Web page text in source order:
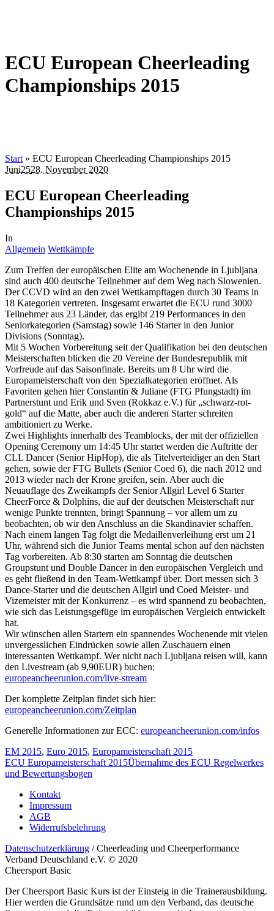
ECU European Cheerleading
Championships 2015
Start » ECU European Cheerleading Championships 2015
Juni2528. November 2020
ECU European Cheerleading
Championships 2015
In
Allgemein Wettkämpfe
Zum Treffen der europäischen Elite am Wochenende in Ljubljana
sind auch 400 deutsche Teilnehmer auf dem Weg nach Slowenien.
Der CCVD wird an den zwei Wettkampftagen durch 30 Teams in
18 Kategorien vertreten. Insgesamt erwartet die ECU rund 3000
Teilnehmer aus 23 Länder, das ergibt 219 Performances in den
Seniorkategorien (Samstag) sowie 146 Starter in den Junior
Divisions (Sonntag).
Mit 5 Wochen Vorbereitung seit der Qualifikation bei den deutschen
Meisterschaften blicken die 20 Vereine der Bundesrepublik mit
Vorfreude auf das Saisonfinale. Bereits um 8 Uhr wird die
Europameisterschaft von den Spezialkategorien eröffnet. Als
Favoriten gehen hier Constantin & Juliane (FTG Pfungstadt) im
Partnerstunt und Erik und Sven (Rokkaz e.V.) für „schwarz-rot-
gold“ auf die Matte, aber auch die anderen Starter schreiten
ambitioniert zu Werke.
Zwei Highlights innerhalb des Teamblocks, der mit der offiziellen
Opening Ceremony um 14:45 Uhr startet werden die Auftritte der
CLL Dancer (Senior HipHop), die als Titelverteidiger an den Start
gehen, sowie der FTG Bullets (Senior Coed 6), die nach 2012 und
2013 wieder nach der Krone greifen, sein. Aber auch die
Neuauflage des Zweikampfs der Senior Allgirl Level 6 Starter
CheerForce & Dolphins, die auf der deutschen Meisterschaft nur
wenige Punkte trennten, bringt Spannung – vor allem um zu
beobachten, ob wir den Anschluss an die Skandinavier schaffen.
Nach einem langen Tag folgt die Medaillenverleihung erst um 21
Uhr, während sich die Junior Teams mental schon auf den nächsten
Tag vorbereiten. Ab 8:30 starten am Sonntag die deutschen
Groupstunt und Double Dancer in den europäischen Vergleich und
es geht fließend in den Team-Wettkampf über. Dort messen sich 3
Dance-Starter und die deutschen Allgirl und Coed Meister- und
Vizemeister mit der Konkurrenz – es wird spannend zu beobachten,
wie sich das Leistungsgefüge im europäischen Vergleich entwickelt
hat.
Wir wünschen allen Startern ein spannendes Wochenende mit vielen
unvergesslichen Eindrücken sowie allen Zuschauern einen
interessanten Wettkampf. Wer nicht nach Ljubljana reisen will, kann
den Livestream (ab 9,90EUR) buchen:
europeancheerunion.com/live-stream
Der komplette Zeitplan findet sich hier:
europeancheerunion.com/Zeitplan
Generelle Informationen zur ECC: europeancheerunion.com/infos
EM 2015, Euro 2015, Europameisterschaft 2015
ECU Europameisterschaft 2015Übernahme des ECU Regelwerkes
und Bewertungsbogen
Kontakt
Impressum
AGB
Widerrufsbelehrung
Datenschutzerklärung / Cheerleading und Cheerperformance
Verband Deutschland e.V. © 2020
Cheersport Basic
Der Cheersport Basic Kurs ist der Einsteig in die Trainerausbildung.
Hier werden die Grundsätze rund um den Verband, das deutsche